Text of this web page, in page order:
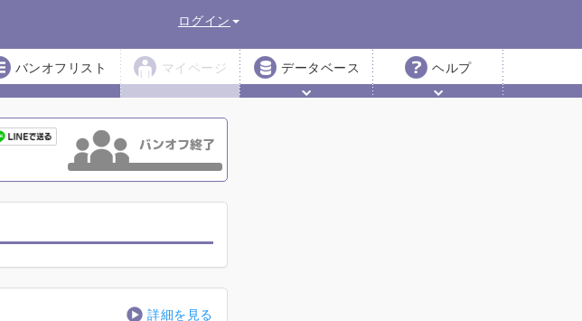
ログイン
バンオフリスト マイページ データベース ヘルプ
詳細を見る